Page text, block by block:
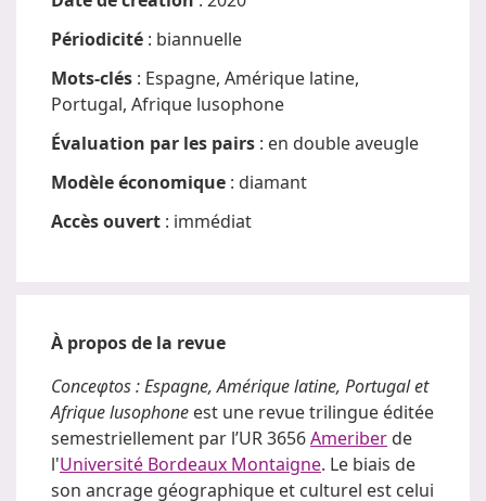
Périodicité : biannuelle
Mots-clés : Espagne, Amérique latine,
Portugal, Afrique lusophone
Évaluation par les pairs : en double aveugle
Modèle économique : diamant
Accès ouvert : immédiat
À propos de la revue
Conceφtos : Espagne, Amérique latine, Portugal et
Afrique lusophone est une revue trilingue éditée
semestriellement par l’UR 3656Ameriber de
l'Université Bordeaux Montaigne. Le biais de
son ancrage géographique et culturel est celui